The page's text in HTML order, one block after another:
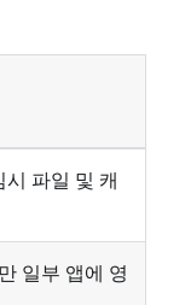
파일 및 캐
일부 앱에 영